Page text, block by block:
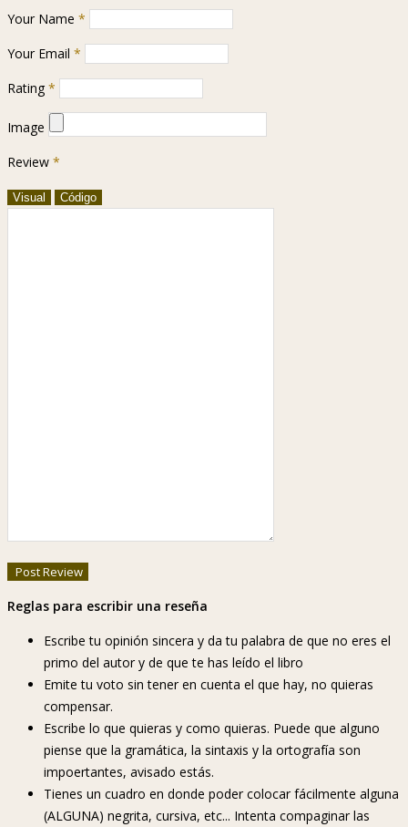
Your Name *
Your Email *
Rating *
Image
Review *
Visual Código
Reglas para escribir una reseña
Escribe tu opinión sincera y da tu palabra de que no eres el
primo del autor y de que te has leído el libro
Emite tu voto sin tener en cuenta el que hay, no quieras
compensar.
Escribe lo que quieras y como quieras. Puede que alguno
piense que la gramática, la sintaxis y la ortografía son
impoertantes, avisado estás.
Tienes un cuadro en donde poder colocar fácilmente alguna
(ALGUNA) negrita, cursiva, etc... Intenta compaginar las